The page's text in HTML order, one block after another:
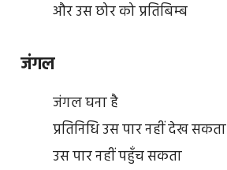
और उस छोर को प्रतिबिम्ब
जंगल
जंगल घना है
प्रतिनिधि उस पार नहीं देख सकता
उस पार नहीं पहुँच सकता